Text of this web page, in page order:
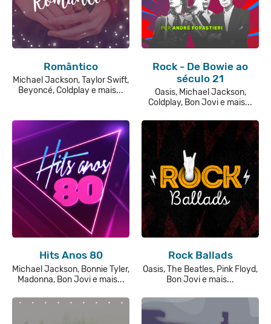
Romântico
Michael Jackson, Taylor Swift,
Beyoncé, Coldplay e mais...
Rock - De Bowie ao
século 21
Oasis, Michael Jackson,
Coldplay, Bon Jovi e mais...
Hits Anos 80
Michael Jackson, Bonnie Tyler,
Madonna, Bon Jovi e mais...
Rock Ballads
Oasis, The Beatles, Pink Floyd,
Bon Jovi e mais...